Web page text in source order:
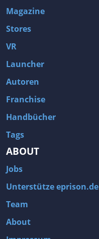
Magazine
Stores
VR
Launcher
Autoren
Franchise
Handbücher
Tags
ABOUT
Jobs
Unterstütze eprison.de
Team
About